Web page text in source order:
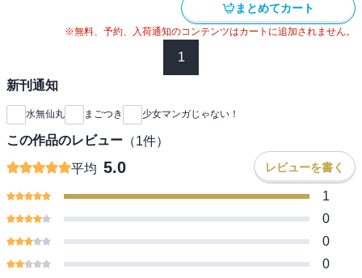
まとめてカート
※無料、予約、入荷通知のコンテンツはカートに追加されません。
1
新刊通知
水無仙丸 まごつき 少女マンガじゃない！
この作品のレビュー （1件）
平均 5.0 レビューを書く
1
0
0
0